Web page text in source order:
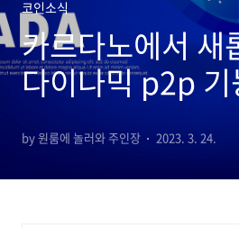
코인소식
카르다노에서 새
다이나믹 p2p
by 원룸에 놀러와 주인장 2023. 3. 24.